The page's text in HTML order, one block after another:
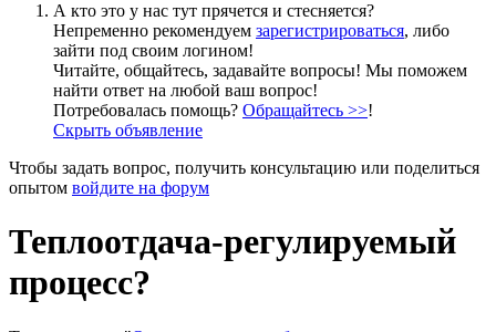
А кто это у нас тут прячется и стесняется?
Непременно рекомендуем зарегистрироваться, либо
зайти под своим логином!
Читайте, общайтесь, задавайте вопросы! Мы поможем
найти ответ на любой ваш вопрос!
Потребовалась помощь? Обращайтесь >>!
Скрыть объявление
Чтобы задать вопрос, получить консультацию или поделиться
опытом войдите на форум
Теплоотдача-регулируемый
процесс?